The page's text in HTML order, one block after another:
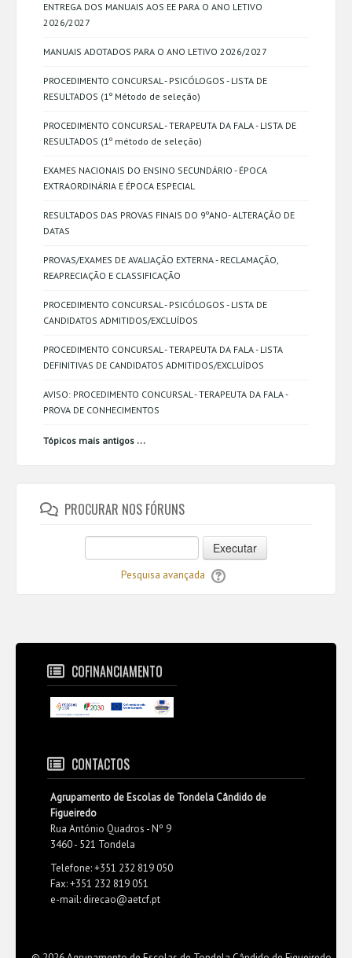
ENTREGA DOS MANUAIS AOS EE PARA O ANO LETIVO
2026/2027
MANUAIS ADOTADOS PARA O ANO LETIVO 2026/2027
PROCEDIMENTO CONCURSAL - PSICÓLOGOS - LISTA DE
RESULTADOS (1º Método de seleção)
PROCEDIMENTO CONCURSAL - TERAPEUTA DA FALA - LISTA DE
RESULTADOS (1º método de seleção)
EXAMES NACIONAIS DO ENSINO SECUNDÁRIO - ÉPOCA
EXTRAORDINÁRIA E ÉPOCA ESPECIAL
RESULTADOS DAS PROVAS FINAIS DO 9ºANO- ALTERAÇÃO DE
DATAS
PROVAS/EXAMES DE AVALIAÇÃO EXTERNA - RECLAMAÇÃO,
REAPRECIAÇÃO E CLASSIFICAÇÃO
PROCEDIMENTO CONCURSAL - PSICÓLOGOS - LISTA DE
CANDIDATOS ADMITIDOS/EXCLUÍDOS
PROCEDIMENTO CONCURSAL - TERAPEUTA DA FALA - LISTA
DEFINITIVAS DE CANDIDATOS ADMITIDOS/EXCLUÍDOS
AVISO: PROCEDIMENTO CONCURSAL - TERAPEUTA DA FALA -
PROVA DE CONHECIMENTOS
Tópicos mais antigos ...
PROCURAR NOS FÓRUNS
Executar
Pesquisa avançada
COFINANCIAMENTO
CONTACTOS
Agrupamento de Escolas de Tondela Cândido de
Figueiredo
Rua António Quadros - Nº 9
3460 - 521 Tondela
Telefone: +351 232 819 050
Fax: +351 232 819 051
e-mail: direcao@aetcf.pt